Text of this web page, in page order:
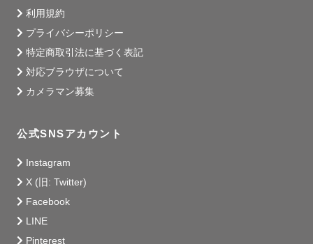
を決めていきます。
ご連絡方法は、LINEやメールなどお好きな形で行いますの
で、お申し付けください。
人見知りのお子さんや、初対面だと緊張する…という方は
★ご相談ください
活動範囲は基本的に東京・千葉・埼玉・神奈川ですが、他
利用規約
プライバシーポリシー
特定商取引法に基づく表記
対応ブラウザについて
カメラマン募集
公式SNSアカウント
Instagram
X (旧: Twitter)
Facebook
LINE
Pinterest